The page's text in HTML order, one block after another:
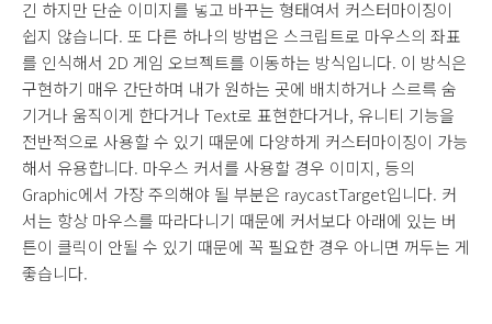
긴 하지만 단순 이미지를 넣고 바꾸는 형태여서 커스터마이징이
쉽지 않습니다. 또 다른 하나의 방법은 스크립트로 마우스의 좌표
를 인식해서 2D 게임 오브젝트를 이동하는 방식입니다. 이 방식은
구현하기 매우 간단하며 내가 원하는 곳에 배치하거나 스르륵 숨
기거나 움직이게 한다거나 Text로 표현한다거나, 유니티 기능을
전반적으로 사용할 수 있기 때문에 다양하게 커스터마이징이 가능
해서 유용합니다. 마우스 커서를 사용할 경우 이미지, 등의
Graphic에서 가장 주의해야 될 부분은 raycastTarget입니다. 커
서는 항상 마우스를 따라다니기 때문에 커서보다 아래에 있는 버
튼이 클릭이 안될 수 있기 때문에 꼭 필요한 경우 아니면 꺼두는 게
좋습니다.